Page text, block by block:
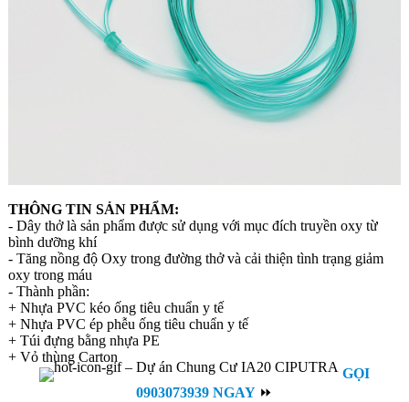
THÔNG TIN SẢN PHẨM:
- Dây thở là sản phẩm được sử dụng với mục đích truyền oxy từ
bình dưỡng khí
- Tăng nồng độ Oxy trong đường thở và cải thiện tình trạng giảm
oxy trong máu
- Thành phần:
+ Nhựa PVC kéo ống tiêu chuẩn y tế
+ Nhựa PVC ép phễu ống tiêu chuẩn y tế
+ Túi đựng bằng nhựa PE
+ Vỏ thùng Carton
GỌI
0903073939 NGAY⏩